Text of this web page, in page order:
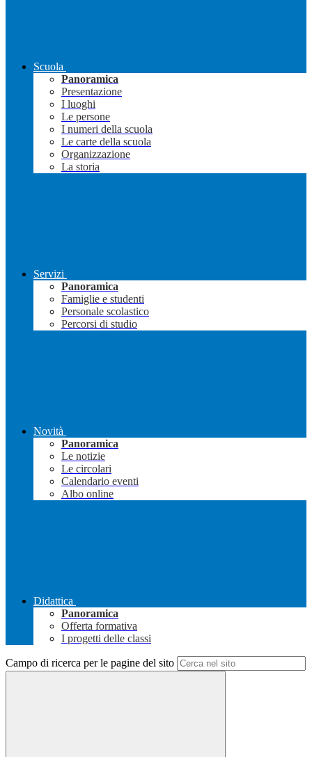
Scuola
Panoramica
Presentazione
I luoghi
Le persone
I numeri della scuola
Le carte della scuola
Organizzazione
La storia
Servizi
Panoramica
Famiglie e studenti
Personale scolastico
Percorsi di studio
Novità
Panoramica
Le notizie
Le circolari
Calendario eventi
Albo online
Didattica
Panoramica
Offerta formativa
I progetti delle classi
Campo di ricerca per le pagine del sito